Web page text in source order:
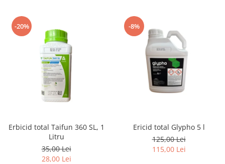
-20%
Erbicid total Taifun 360 SL, 1
Litru
35,00 Lei
28,00 Lei
-8%
Ericid total Glypho 5 l
125,00 Lei
115,00 Lei